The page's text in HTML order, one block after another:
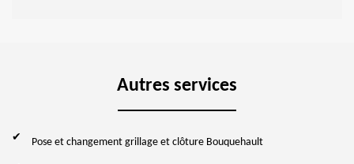
Autres services
Pose et changement grillage et clôture Bouquehault